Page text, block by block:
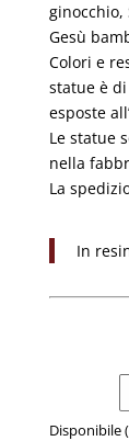
ginocchio,
Gesù
Colori e
statue è
esposte
Le statue
nella
La
In
Disponibile